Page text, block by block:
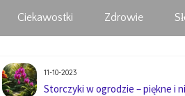
Ciekawostki Zdrowie
11-10-2023
Storczyki w ogrodzie – piękne i